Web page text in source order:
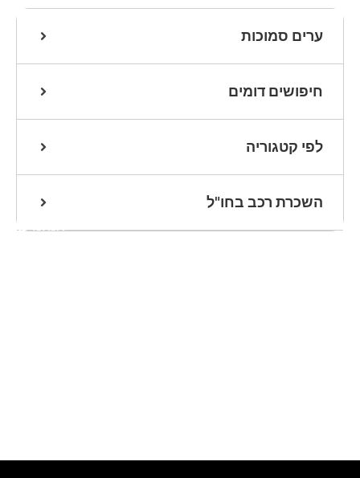
ערים סמוכות
חיפושים דומים
לפי קטגוריה
השכרת רכב בחו"ל
אנחנו כאן